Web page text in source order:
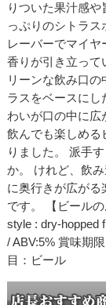
りついた果汁感や
っぷりのシトラス
レーバーでマイヤ
香りが引き立って
リーンな飲み口の
ラスをベースにし
わいが口の中に広
飲んでも楽しめる
りました。 派手
か。 けれど、飲
に奥行きが広がる
です。 【ビールの
style : dry-hopped
/ ABV:5% 賞味期
目：ビール